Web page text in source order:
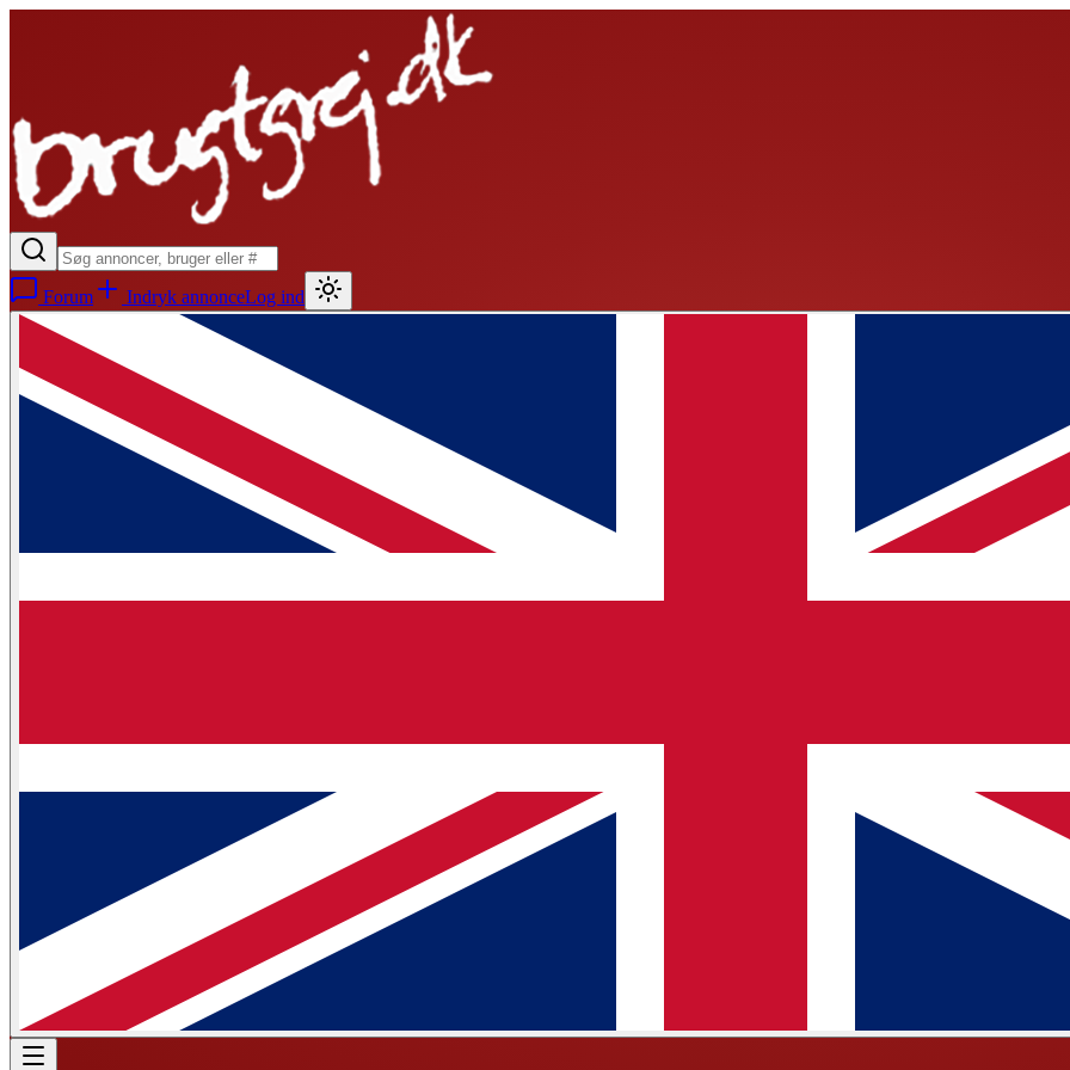
Forum Indryk annonceLog ind